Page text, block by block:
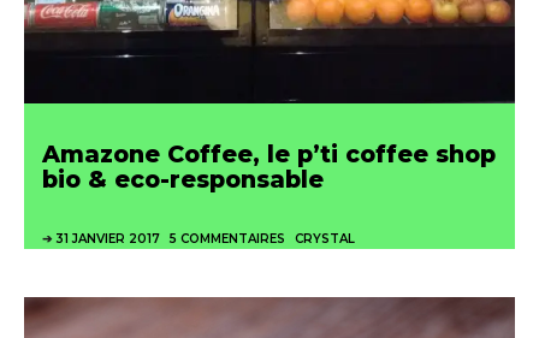
Amazone Coffee, le p’ti coffee shop
bio & eco-responsable
31 JANVIER 2017 5 COMMENTAIRES CRYSTAL